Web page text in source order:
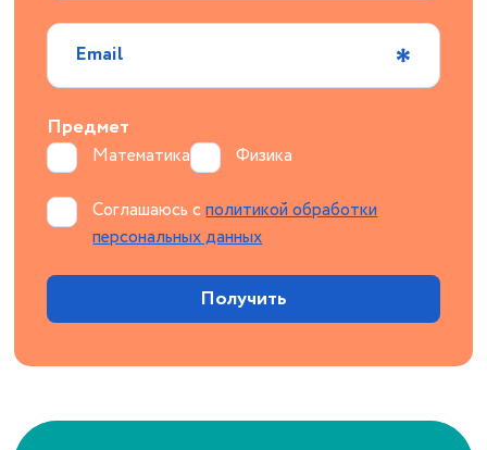
Email
Предмет
Математика Физика
Соглашаюсь сполитикой обработки
персональных данных